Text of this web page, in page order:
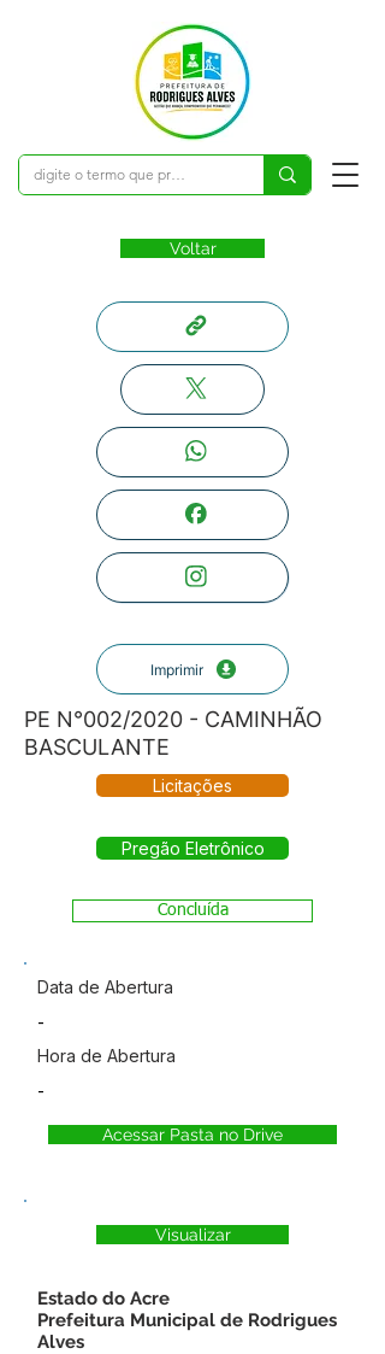
Voltar
Imprimir
PE N°002/2020 - CAMINHÃO
BASCULANTE
Licitações
Pregão Eletrônico
Concluída
Data de Abertura
-
Hora de Abertura
-
Acessar Pasta no Drive
Visualizar
Estado do Acre
Prefeitura Municipal de Rodrigues
Alves